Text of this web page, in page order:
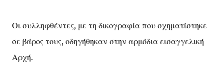
Οι συλληφθέντες, με τη δικογραφία που σχηματίστηκε
σε βάρος τους, οδηγήθηκαν στην αρμόδια εισαγγελική
Αρχή.